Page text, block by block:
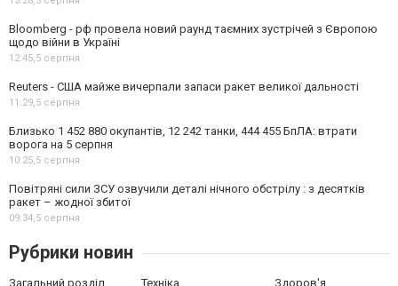
Bloomberg - рф провела новий раунд таємних зустрічей з Європою
щодо війни в Україні
12:45,5 серпня
Reuters - США майже вичерпали запаси ракет великої дальності
11:29,5 серпня
Близько 1 452 880 окупантів, 12 242 танки, 444 455 БпЛА: втрати
ворога на 5 серпня
10:25,5 серпня
Повітряні сили ЗСУ озвучили деталі нічного обстрілу : з десятків
ракет – жодної збитої
09:34,5 серпня
Рубрики новин
Загальний розділ Техніка Здоров'я